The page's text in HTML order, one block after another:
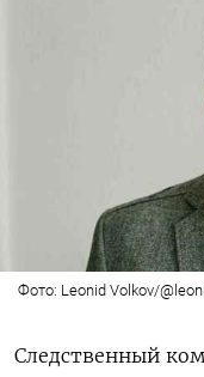
Фото: Leonid Volkov/
Следственный